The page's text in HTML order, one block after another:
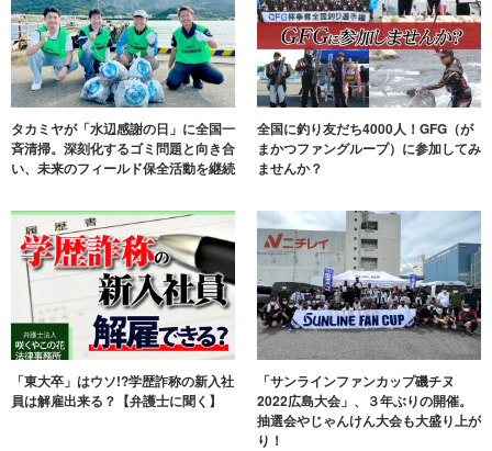
タカミヤが「水辺感謝の日」に全国一
斉清掃。深刻化するゴミ問題と向き合
い、未来のフィールド保全活動を継続
全国に釣り友だち4000人！GFG（が
まかつファングループ）に参加してみ
ませんか？
「東大卒」はウソ!?学歴詐称の新入社
員は解雇出来る？【弁護士に聞く】
「サンラインファンカップ磯チヌ
2022広島大会」、３年ぶりの開催。
抽選会やじゃんけん大会も大盛り上が
り！